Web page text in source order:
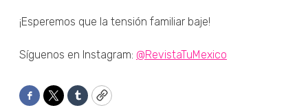
¡Esperemos que la tensión familiar baje!
Síguenos en Instagram: @RevistaTuMexico
Facebook
TwitterTumblrCopy